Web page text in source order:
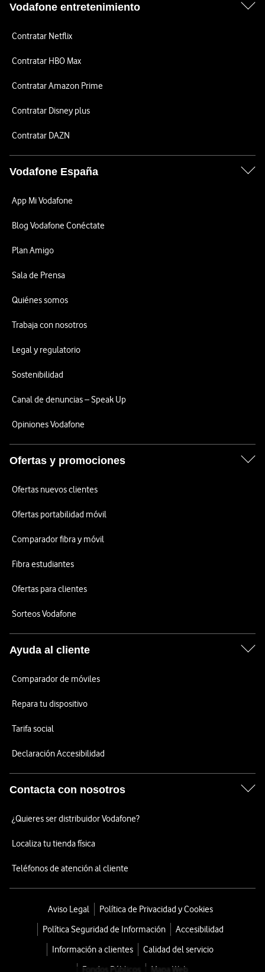
Vodafone entretenimiento
Contratar Netflix
Contratar HBO Max
Contratar Amazon Prime
Contratar Disney plus
Contratar DAZN
Vodafone España
App Mi Vodafone
Blog Vodafone Conéctate
Plan Amigo
Sala de Prensa
Quiénes somos
Trabaja con nosotros
Legal y regulatorio
Sostenibilidad
Canal de denuncias – Speak Up
Opiniones Vodafone
Ofertas y promociones
Ofertas nuevos clientes
Ofertas portabilidad móvil
Comparador fibra y móvil
Fibra estudiantes
Ofertas para clientes
Sorteos Vodafone
Ayuda al cliente
Comparador de móviles
Repara tu dispositivo
Tarifa social
Declaración Accesibilidad
Contacta con nosotros
¿Quieres ser distribuidor Vodafone?
Localiza tu tienda física
Teléfonos de atención al cliente
Aviso Legal
Política de Privacidad y Cookies
Política Seguridad de Información
Accesibilidad
Información a clientes
Calidad del servicio
Fondos Públicos
Mapa Web